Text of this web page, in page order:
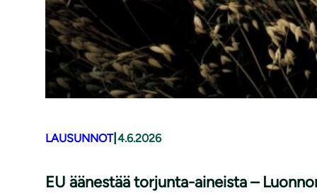
LAUSUNNOT| 4.6.2026
EU äänestää torjunta-aineista –